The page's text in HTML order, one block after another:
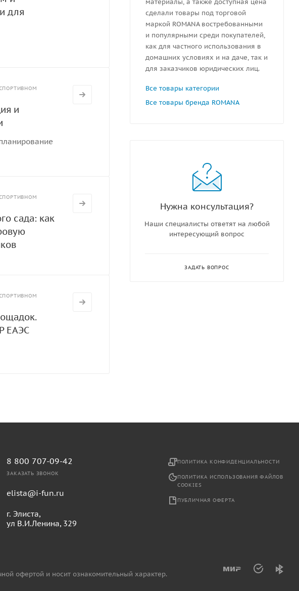
для
и
сада: как
ЕАЭС
сделали товары под торговой
маркой ROMANA востребованными
и популярными среди покупателей,
как для частного использования в
домашних условиях и на даче, так и
для заказчиков юридических лиц.
Все товары категории
Все товары бренда ROMANA
Нужна консультация?
Наши специалисты ответят на любой
интересующий вопрос
ЗАДАТЬ ВОПРОС
8 800 707-09-42
ЗАКАЗАТЬ ЗВОНОК
elista@i-fun.ru
г. Элиста,
ул В.И.Ленина, 329
ПОЛИТИКА КОНФИДЕНЦИАЛЬНОСТИ
ПОЛИТИКА ИСПОЛЬЗОВАНИЯ ФАЙЛОВ
COOKIES
ПУБЛИЧНАЯ ОФЕРТА
офертой и носит ознакомительный характер.